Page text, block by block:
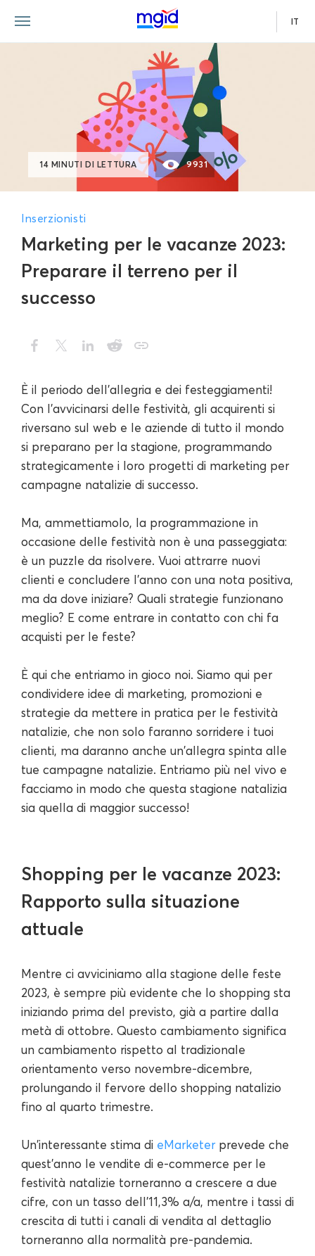
IT
Marketing per le vacanze 2023:
Preparare il terreno per il
successo
Inserzionisti
14 MINUTI DI LETTURA 9931
È il periodo dell'allegria e dei festeggiamenti!
Con l'avvicinarsi delle festività, gli acquirenti si
riversano sul web e le aziende di tutto il mondo
si preparano per la stagione, programmando
strategicamente i loro progetti di marketing per
campagne natalizie di successo.
Ma, ammettiamolo, la programmazione in
occasione delle festività non è una passeggiata:
è un puzzle da risolvere. Vuoi attrarre nuovi
clienti e concludere l'anno con una nota positiva,
ma da dove iniziare? Quali strategie funzionano
meglio? E come entrare in contatto con chi fa
acquisti per le feste?
È qui che entriamo in gioco noi. Siamo qui per
condividere idee di marketing, promozioni e
strategie da mettere in pratica per le festività
natalizie, che non solo faranno sorridere i tuoi
clienti, ma daranno anche un'allegra spinta alle
tue campagne natalizie. Entriamo più nel vivo e
facciamo in modo che questa stagione natalizia
sia quella di maggior successo!
Shopping per le vacanze 2023:
Rapporto sulla situazione
attuale
Mentre ci avviciniamo alla stagione delle feste
2023, è sempre più evidente che lo shopping sta
iniziando prima del previsto, già a partire dalla
metà di ottobre. Questo cambiamento significa
un cambiamento rispetto al tradizionale
orientamento verso novembre-dicembre,
prolungando il fervore dello shopping natalizio
fino al quarto trimestre.
Un'interessante stima di eMarketerprevede che
quest'anno le vendite di e-commerce per le
festività natalizie torneranno a crescere a due
cifre, con un tasso dell'11,3% a/a, mentre i tassi di
crescita di tutti i canali di vendita al dettaglio
torneranno alla normalità pre-pandemia.